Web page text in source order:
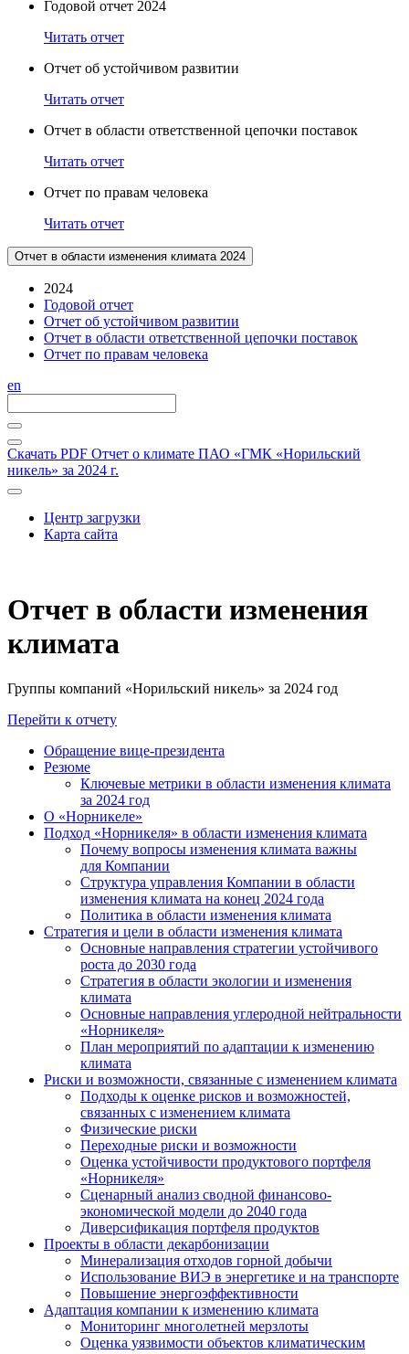
Годовой отчет 2024
Читать отчет
Отчет об устойчивом развитии
Читать отчет
Отчет в области ответственной цепочки поставок
Читать отчет
Отчет по правам человека
Читать отчет
Отчет в области изменения климата 2024
2024
Годовой отчет
Отчет об устойчивом развитии
Отчет в области ответственной цепочки поставок
Отчет по правам человека
en
Скачать PDF Отчет о климате ПАО «ГМК «Норильский
никель» за 2024 г.
Центр загрузки
Карта сайта
Отчет в области изменения
климата
Группы компаний «Норильский никель» за 2024 год
Перейти к отчету
Обращение вице-президента
Резюме
Ключевые метрики в области изменения климата
за 2024 год
О «Норникеле»
Подход «Норникеля» в области изменения климата
Почему вопросы изменения климата важны
для Компании
Структура управления Компании в области
изменения климата на конец 2024 года
Политика в области изменения климата
Стратегия и цели в области изменения климата
Основные направления стратегии устойчивого
роста до 2030 года
Стратегия в области экологии и изменения
климата
Основные направления углеродной нейтральности
«Норникеля»
План мероприятий по адаптации к изменению
климата
Риски и возможности, связанные с изменением климата
Подходы к оценке рисков и возможностей,
связанных с изменением климата
Физические риски
Переходные риски и возможности
Оценка устойчивости продуктового портфеля
«Норникеля»
Сценарный анализ сводной финансово-
экономической модели до 2040 года
Диверсификация портфеля продуктов
Проекты в области декарбонизации
Минерализация отходов горной добычи
Использование ВИЭ в энергетике и на транспорте
Повышение энергоэффективности
Адаптация компании к изменению климата
Мониторинг многолетней мерзлоты
Оценка уязвимости объектов климатическим